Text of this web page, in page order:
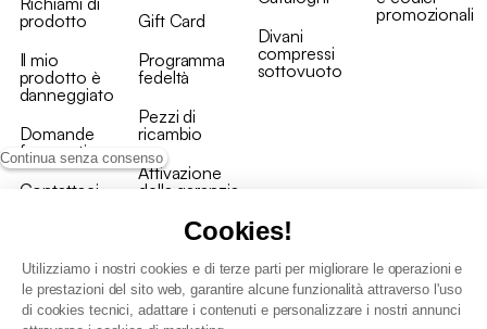
Continua senza consenso
Cookies!
Utilizziamo i nostri cookies e di terze parti per migliorare le operazioni e
le prestazioni del sito web, garantire alcune funzionalità attraverso l'uso
di cookies tecnici, adattare i contenuti e personalizzare i nostri annunci
prodotto
Il mio
prodotto è
danneggiato
Domande
frequenti
Contattaci
Gift Card
Programma
fedeltà
Pezzi di
ricambio
Attivazione
della garanzia
Divani
compressi
sottovuoto
promozionali